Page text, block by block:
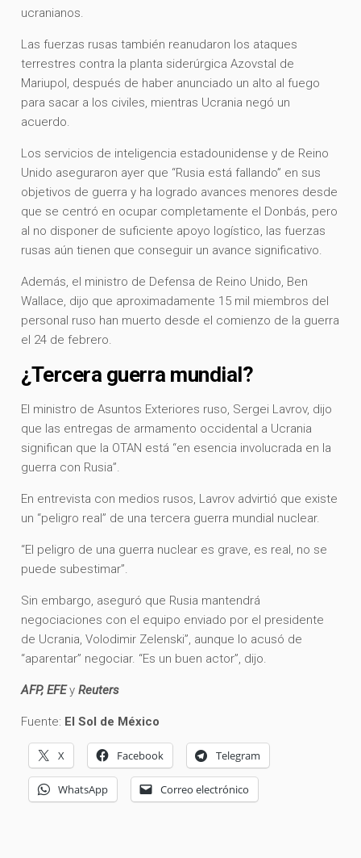
ucranianos.
Las fuerzas rusas también reanudaron los ataques
terrestres contra la planta siderúrgica Azovstal de
Mariupol, después de haber anunciado un alto al fuego
para sacar a los civiles, mientras Ucrania negó un
acuerdo.
Los servicios de inteligencia estadounidense y de Reino
Unido aseguraron ayer que “Rusia está fallando” en sus
objetivos de guerra y ha logrado avances menores desde
que se centró en ocupar completamente el Donbás, pero
al no disponer de suficiente apoyo logístico, las fuerzas
rusas aún tienen que conseguir un avance significativo.
Además, el ministro de Defensa de Reino Unido, Ben
Wallace, dijo que aproximadamente 15 mil miembros del
personal ruso han muerto desde el comienzo de la guerra
el 24 de febrero.
¿Tercera guerra mundial?
El ministro de Asuntos Exteriores ruso, Sergei Lavrov, dijo
que las entregas de armamento occidental a Ucrania
significan que la OTAN está “en esencia involucrada en la
guerra con Rusia”.
En entrevista con medios rusos, Lavrov advirtió que existe
un “peligro real” de una tercera guerra mundial nuclear.
“El peligro de una guerra nuclear es grave, es real, no se
puede subestimar”.
Sin embargo, aseguró que Rusia mantendrá
negociaciones con el equipo enviado por el presidente
de Ucrania, Volodimir Zelenski”, aunque lo acusó de
“aparentar” negociar. “Es un buen actor”, dijo.
AFP, EFEyReuters
Fuente: El Sol de México
X Facebook Telegram
WhatsApp Correo electrónico